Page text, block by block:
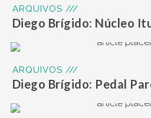
ARQUIVOS ///
Diego Brígido: Núcleo
ARQUIVOS ///
Diego Brígido: Pedal